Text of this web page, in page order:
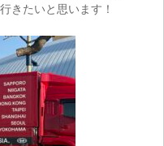
きたいと思います！